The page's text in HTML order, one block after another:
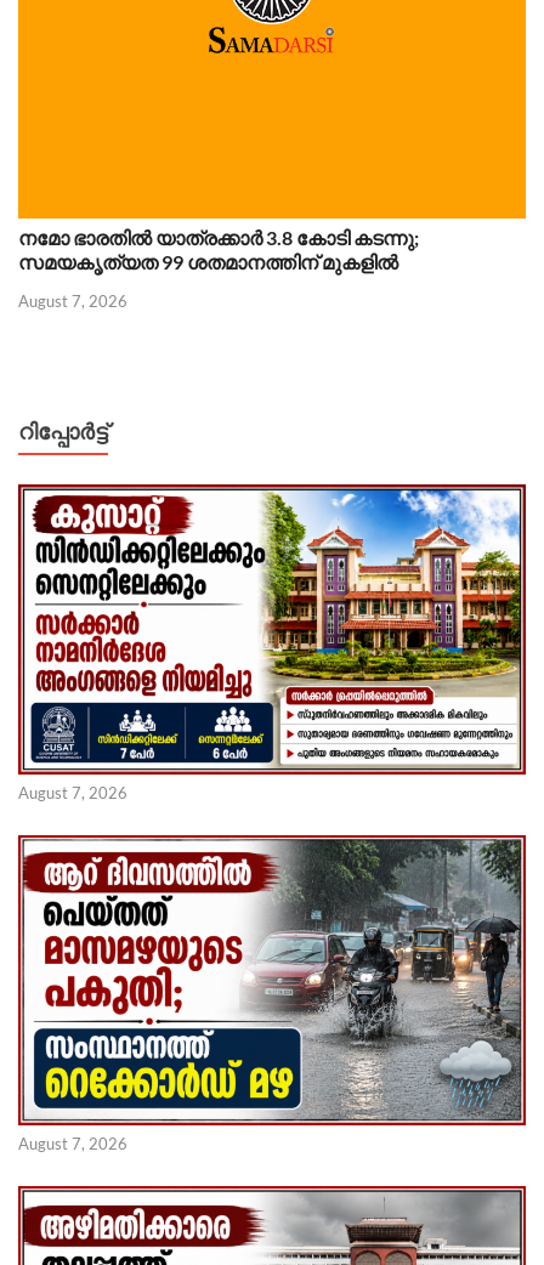
നമോ ഭാരതിൽ യാത്രക്കാർ 3.8 കോടി കടന്നു;
സമയകൃത്യത 99 ശതമാനത്തിന് മുകളിൽ
August 7, 2026
റിപ്പോര്‍ട്ട്
August 7, 2026
August 7, 2026